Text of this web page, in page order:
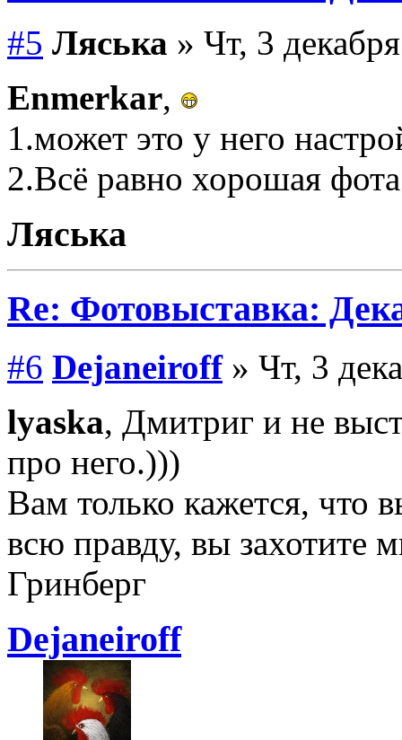
#5 Ляська » Чт, 3
Enmerkar,
1.может это у него
2.Всё равно хорошая фота
Ляська
Re: Фотовыставка:
#6 Dejаneiroff» Чт, 3
lyaska, Дмитриг и не
про него.)))
Вам только кажется, что
всю правду, вы захотите
Гринберг
Dejаneiroff